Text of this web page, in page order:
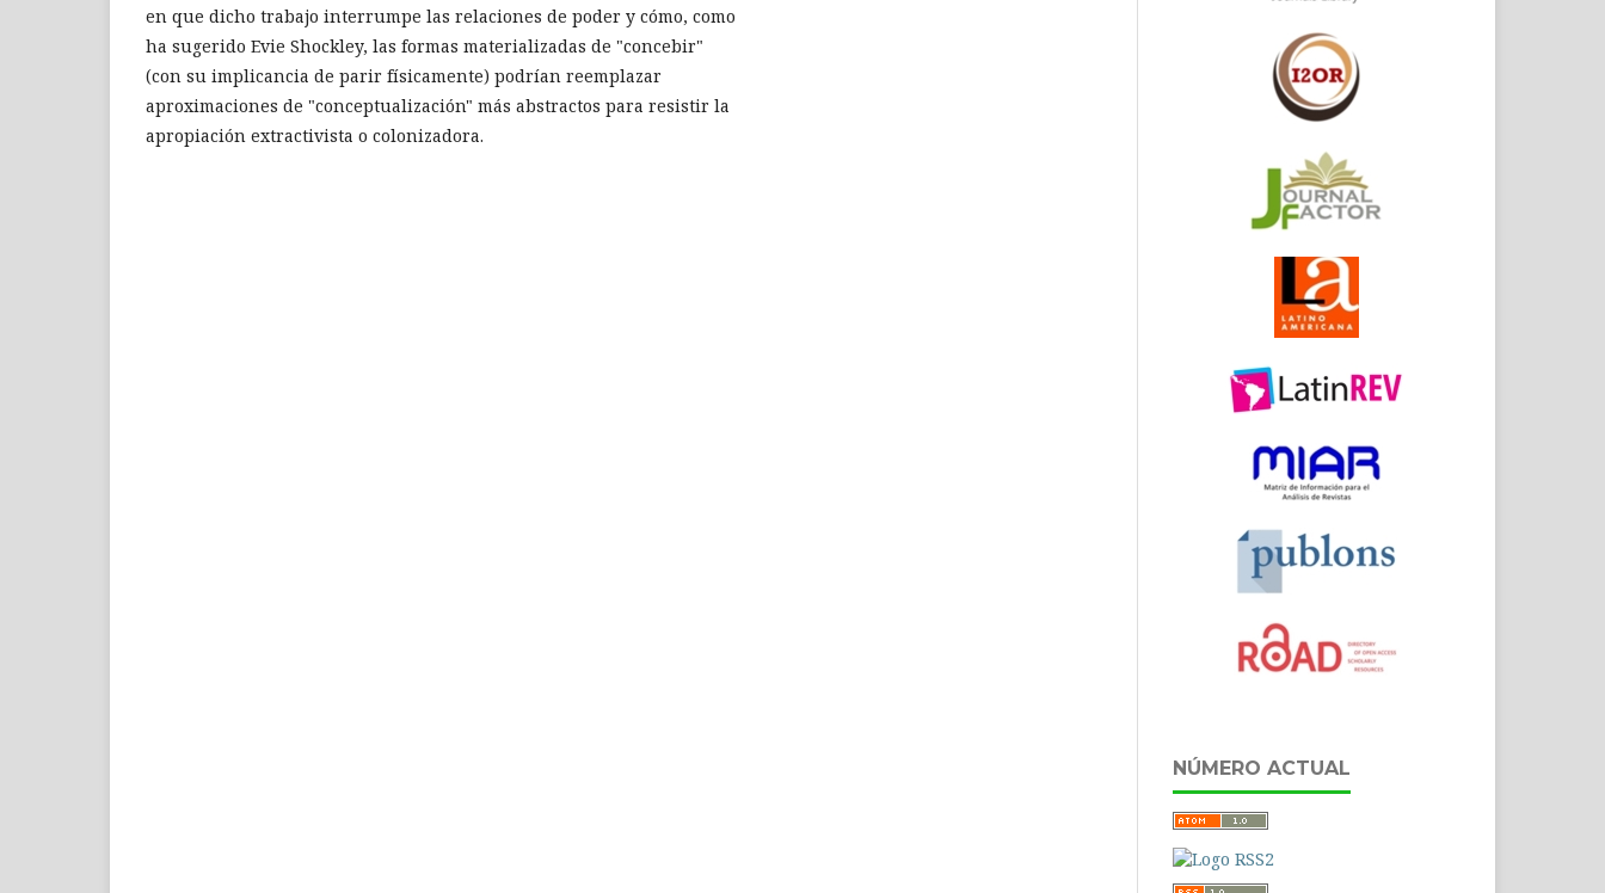
en que dicho trabajo interrumpe las relaciones de poder y cómo, como
ha sugerido Evie Shockley, las formas materializadas de "concebir"
(con su implicancia de parir físicamente) podrían reemplazar
aproximaciones de "conceptualización" más abstractos para resistir la
apropiación extractivista o colonizadora.
NÚMERO ACTUAL